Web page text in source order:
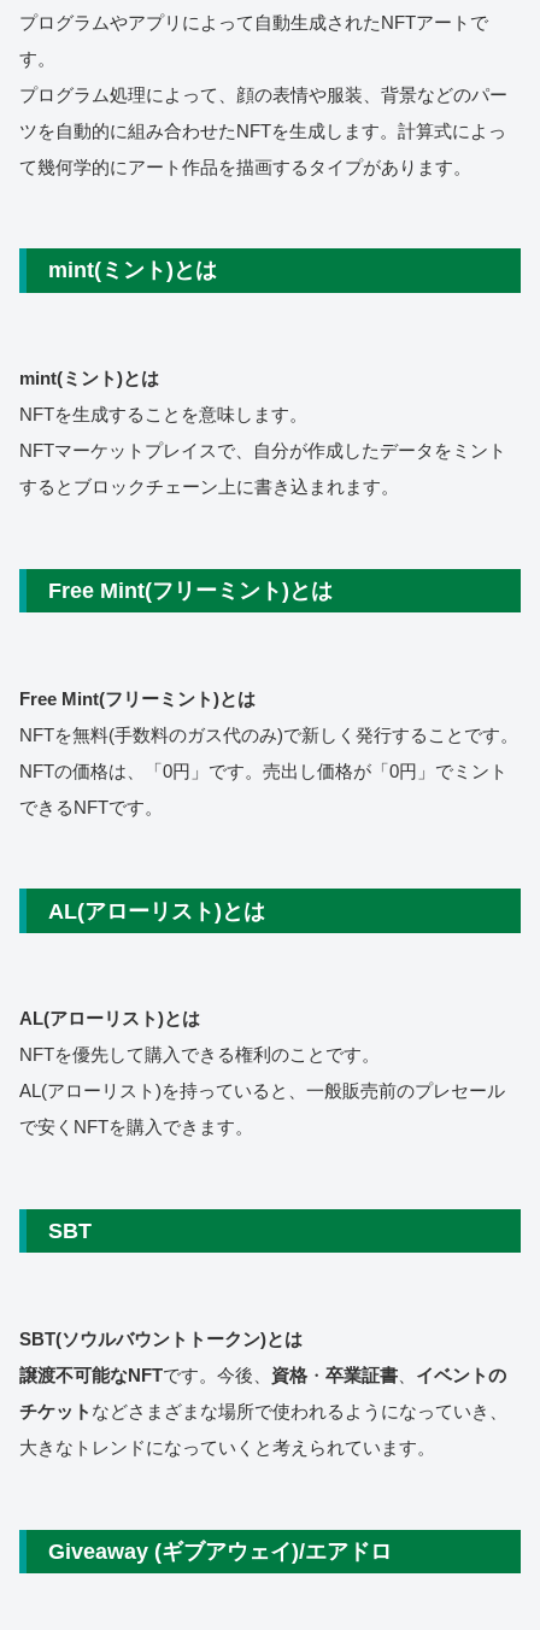
プログラムやアプリによって自動生成されたNFTアートで
す。
プログラム処理によって、顔の表情や服装、背景などのパー
ツを自動的に組み合わせたNFTを生成します。計算式によっ
て幾何学的にアート作品を描画するタイプがあります。
mint(ミント)とは
mint(ミント)とは
NFTを生成することを意味します。
NFTマーケットプレイスで、自分が作成したデータをミント
するとブロックチェーン上に書き込まれます。
Free Mint(フリーミント)とは
Free Mint(フリーミント)とは
NFTを無料(手数料のガス代のみ)で新しく発行することです。
NFTの価格は、「0円」です。売出し価格が「0円」でミント
できるNFTです。
AL(アローリスト)とは
AL(アローリスト)とは
NFTを優先して購入できる権利のことです。
AL(アローリスト)を持っていると、一般販売前のプレセール
で安くNFTを購入できます。
SBT
SBT(ソウルバウントトークン)とは
譲渡不可能なNFTです。今後、 資格 ・ 卒業証書
イベントの
チケット などさまざまな場所で使われるようになっていき、
大きなトレンドになっていくと考えられています。
Giveaway (ギブアウェイ)/エアドロ